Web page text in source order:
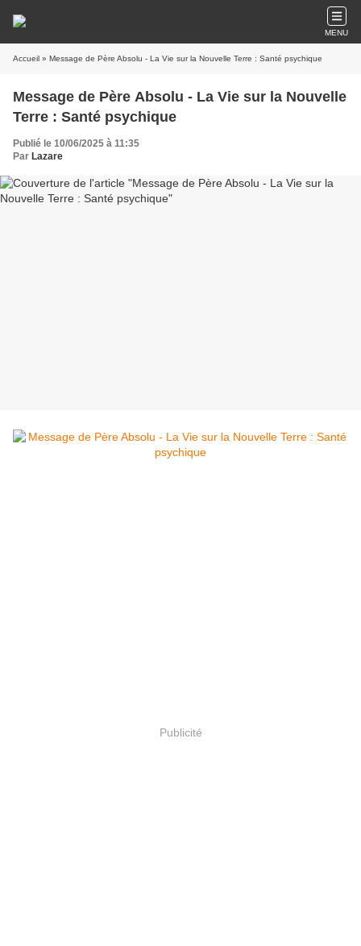
MENU
Accueil » Message de Père Absolu - La Vie sur la Nouvelle Terre : Santé psychique
Message de Père Absolu - La Vie sur la Nouvelle
Terre : Santé psychique
Publié le 10/06/2025 à 11:35
Par Lazare
Publicité